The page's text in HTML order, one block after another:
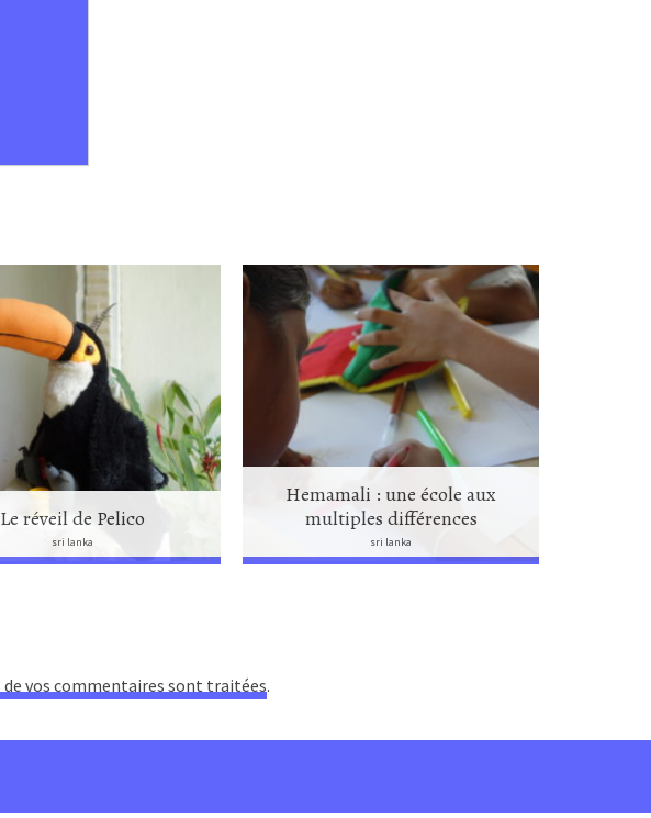
Le réveil de Pelico
sri lanka
Hemamali : une école aux
multiples différences
sri lanka
de vos commentaires sont traitées.